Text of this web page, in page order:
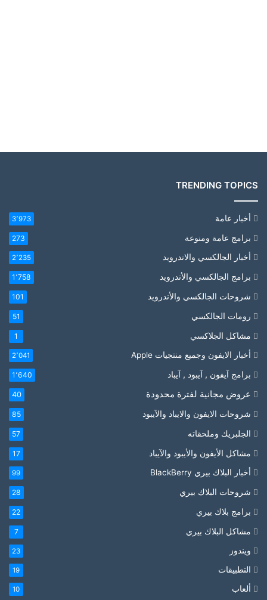
TRENDING TOPICS
أخبار عامة 3٬973
برامج عامة ومنوعة 273
أخبار الجالكسي والاندرويد 2٬235
برامج الجالكسي والأندرويد 1٬758
شروحات الجالكسي والأندرويد 101
رومات الجالكسي 51
مشاكل الجلاكسي 1
أخبار الايفون وجميع منتجيات Apple 2٬041
برامج آيفون , آيبود , آيباد 1٬640
عروض مجانية لفترة محدودة 40
شروحات الايفون والايباد والآيبود 85
الجلبريك وملحقاته 57
مشاكل الأيفون والأيبود والآيباد 17
أخبار البلاك بيري BlackBerry 99
شروحات البلاك بيري 28
برامج بلاك بيري 22
مشاكل البلاك بيري 7
ويندوز 23
التطبيقات 19
ألعاب 10